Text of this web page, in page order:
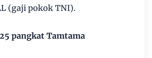
(gaji pokok TNI).
pangkat Tamtama